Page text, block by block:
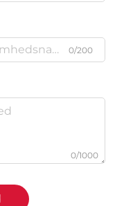
0/200
0/1000